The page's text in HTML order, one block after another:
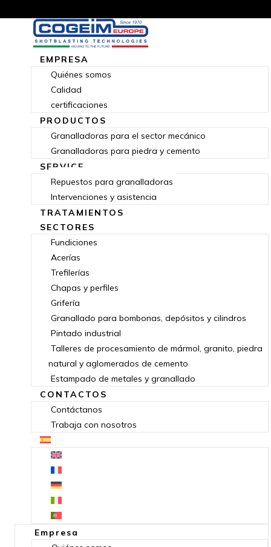
EMPRESA
Quiénes somos
Calidad
certificaciones
PRODUCTOS
Granalladoras para el sector mecánico
Granalladoras para piedra y cemento
SERVICE
Repuestos para granalladoras
Intervenciones y asistencia
TRATAMIENTOS
SECTORES
Fundiciones
Acerías
Trefilerías
Chapas y perfiles
Grifería
Granallado para bombonas, depósitos y cilindros
Pintado industrial
Talleres de procesamiento de mármol, granito, piedra
natural y aglomerados de cemento
Estampado de metales y granallado
CONTACTOS
Contáctanos
Trabaja con nosotros
Empresa